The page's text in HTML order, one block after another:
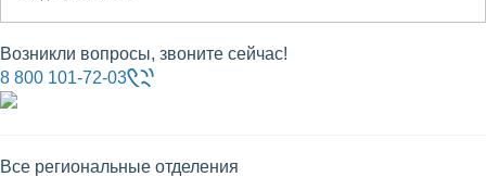
Возникли вопросы, звоните сейчас!
8 800 101-72-03
Все региональные отделения